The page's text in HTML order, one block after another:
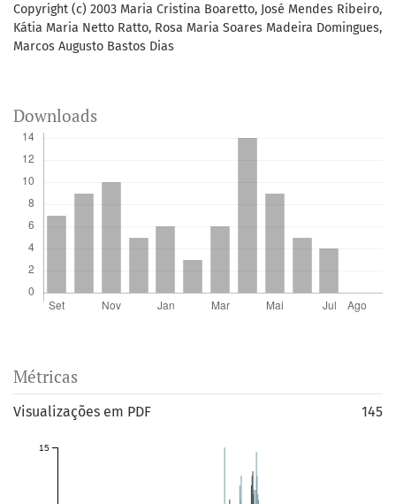
Copyright (c) 2003 Maria Cristina Boaretto, José Mendes Ribeiro,
Kátia Maria Netto Ratto, Rosa Maria Soares Madeira Domingues,
Marcos Augusto Bastos Dias
Downloads
Métricas
Visualizações em PDF 145
15